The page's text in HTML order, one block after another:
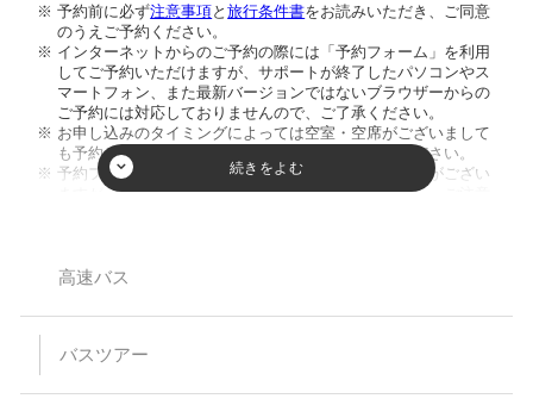
予約前に必ず注意事項と旅行条件書をお読みいただき、ご同意
のうえご予約ください。
インターネットからのご予約の際には「予約フォーム」を利用
してご予約いただけますが、サポートが終了したパソコンやス
マートフォン、また最新バージョンではないブラウザーからの
ご予約には対応しておりませんので、ご了承ください。
お申し込みのタイミングによっては空室・空席がございまして
も予約が成立しない場合がございますのでご了承ください。
予約フォーム内の人数欄に幼児のお客様の人数入力枠がござい
ますが、ご入力頂きましてもご人数に反映致しません。ご注意
す。
【バスプランについて】
います。当日、集合場所にお越しなられても、お断りさせてい
乗車・下車場所は事前予約が必要です。（予約のない乗下車地
高速バス
バスツアー